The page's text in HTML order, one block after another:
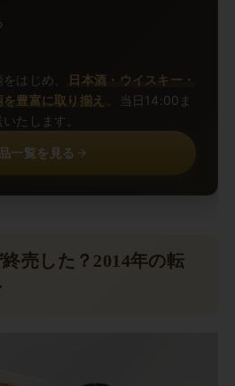
はじめ、
日本酒・ウイスキー・
豊富に取り揃え
。当日14:00ま
たします。
一覧を見る
売した？2014年の転